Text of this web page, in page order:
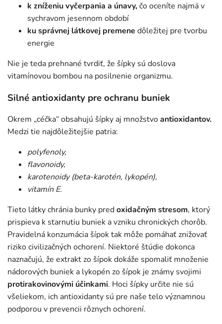
k zníženiu vyčerpania a únavy,čo oceníte najmä v
sychravom jesennom období
ku správnej látkovej premene dôležitej pre tvorbu
energie
Nie je teda prehnané tvrdiť, že šípky sú doslova
vitamínovou bombou na posilnenie organizmu.
Silné antioxidanty pre ochranu buniek
Okrem „céčka“ obsahujú šípky aj množstvoantioxidantov.
Medzi tie najdôležitejšie patria:
polyfenoly,
flavonoidy,
karotenoidy (beta-karotén, lykopén),
vitamín E.
Tieto látky chránia bunky predoxidačným stresom, ktorý
prispieva k starnutiu buniek a vzniku chronických chorôb.
Pravidelná konzumácia šípok tak môže pomáhať znižovať
riziko civilizačných ochorení. Niektoré štúdie dokonca
naznačujú, že extrakt zo šípok dokáže spomaliť množenie
nádorových buniek a lykopén zo šípok je známy svojimi
protirakovinovými účinkami. Hoci šípky určite nie sú
všeliekom, ich antioxidanty sú pre naše telo významnou
podporou v prevencii rôznych ochorení.